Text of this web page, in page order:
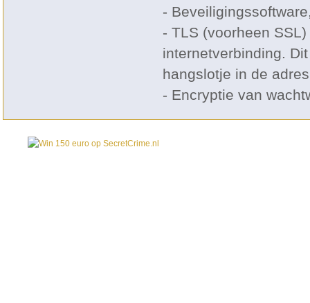
-
- TLS (voorheen
internetverbinding.
hangslotje in de
- Encryptie van